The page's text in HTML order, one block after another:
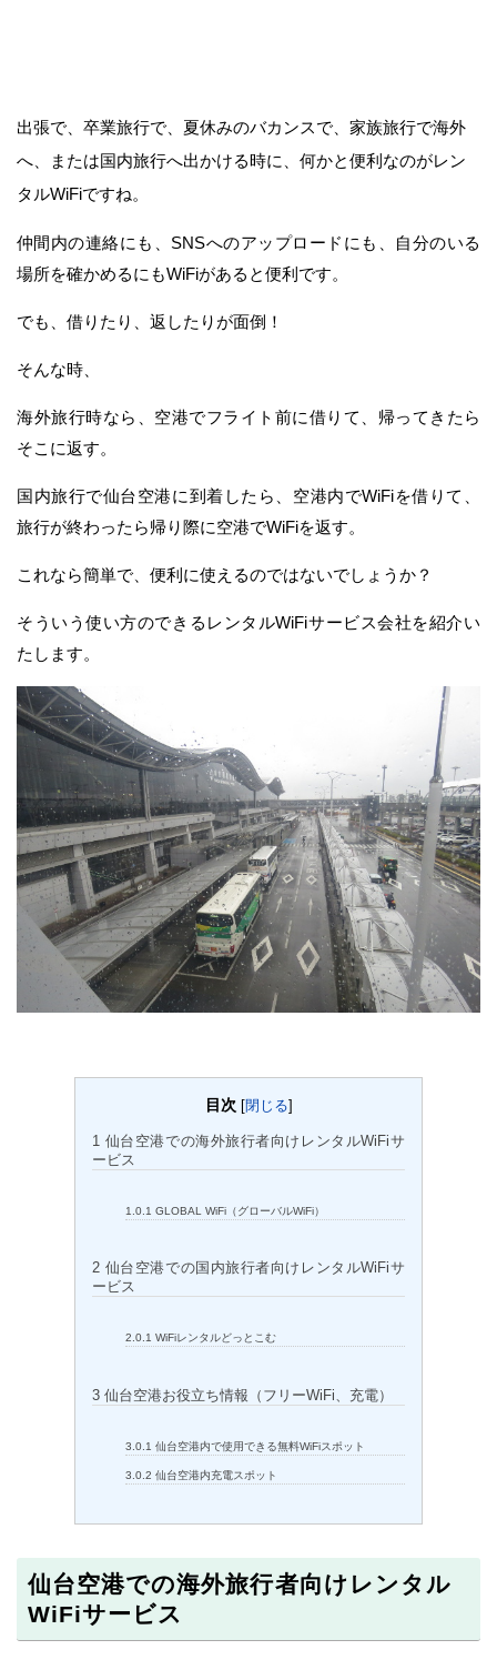
出張で、卒業旅行で、夏休みのバカンスで、家族旅行で海外
へ、または国内旅行へ出かける時に、何かと便利なのがレン
タルWiFiですね。
仲間内の連絡にも、SNSへのアップロードにも、自分のいる
場所を確かめるにもWiFiがあると便利です。
でも、借りたり、返したりが面倒！
そんな時、
海外旅行時なら、空港でフライト前に借りて、帰ってきたら
そこに返す。
国内旅行で仙台空港に到着したら、空港内でWiFiを借りて、
旅行が終わったら帰り際に空港でWiFiを返す。
これなら簡単で、便利に使えるのではないでしょうか？
そういう使い方のできるレンタルWiFiサービス会社を紹介い
たします。
目次 [閉じる]
1 仙台空港での海外旅行者向けレンタルWiFiサ
ービス
1.0.1 GLOBAL WiFi（グローバルWiFi）
2 仙台空港での国内旅行者向けレンタルWiFiサ
ービス
2.0.1 WiFiレンタルどっとこむ
3 仙台空港お役立ち情報（フリーWiFi、充電）
3.0.1 仙台空港内で使用できる無料WiFiスポット
3.0.2 仙台空港内充電スポット
仙台空港での海外旅行者向けレンタル
WiFiサービス